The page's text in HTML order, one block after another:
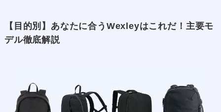
【目的別】あなたに合うWexleyはこれだ！主要モ
デル徹底解説